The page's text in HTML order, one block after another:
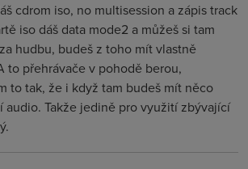
cdrom iso, no multisession a zápis track
iso dáš data mode2 a můžeš si tam
hudbu, budeš z toho mít vlastně
to přehrávače v pohodě berou,
to tak, že i když tam budeš mít něco
audio. Takže jedině pro využití zbývající